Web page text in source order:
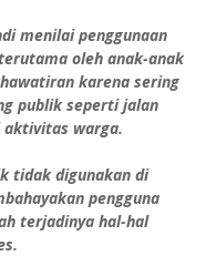
menilai penggunaan
oleh anak-anak
karena sering
publik seperti jalan
warga.
tidak digunakan di
pengguna
terjadinya hal-hal